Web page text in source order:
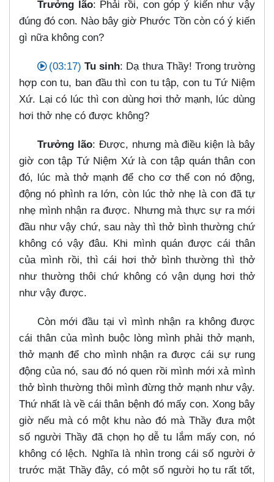
Trưởng lão: Phải rồi, con góp ý kiến như vậy
đúng đó con. Nào bây giờ Phước Tồn còn có ý kiến
gì nữa không con?
(03:17) Tu sinh: Dạ thưa Thầy! Trong trường
hợp con tu, ban đầu thì con tu tập, con tu Tứ Niệm
Xứ. Lại có lúc thì con dùng hơi thở mạnh, lúc dùng
hơi thở nhẹ có được không?
Trưởng lão: Được, nhưng mà điều kiện là bây
giờ con tập Tứ Niệm Xứ là con tập quán thân con
đó, lúc mà thở mạnh để cho cơ thể con nó động,
động nó phình ra lớn, còn lúc thở nhẹ là con đã tự
nhẹ mình nhận ra được. Nhưng mà thực sự ra mới
đầu như vậy chứ, sau này thì thở bình thường chứ
không có vậy đâu. Khi mình quán được cái thân
của mình rồi, thì cái hơi thở bình thường thì thở
như thường thôi chứ không có vận dụng hơi thở
như vậy được.
Còn mới đầu tại vì mình nhận ra không được
cái thân của mình buộc lòng mình phải thở mạnh,
thở mạnh để cho mình nhận ra được cái sự rung
động của nó, sau đó nó quen rồi mình mới xả mình
thở bình thường thôi mình đừng thở mạnh như vậy.
Thứ nhất là về cái thân bệnh đó mấy con. Xong bây
giờ nếu mà có một khu nào đó mà Thầy đưa một
số người Thầy đã chọn họ dễ tu lắm mấy con, nó
không có lệch. Nghĩa là nhìn trong cái số người ở
trước mặt Thầy đây, có một số người họ tu rất tốt,